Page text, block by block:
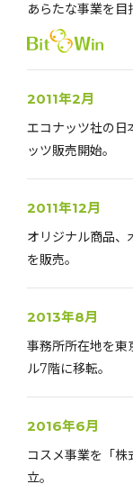
あらたな事業を目
2011年2月
エコナッツ社の日
ッツ販売開始。
2011年12月
オリジナル商品、
を販売。
2013年8月
事務所所在地を東
ル7階に移転。
2016年6月
コスメ事業を「株
立。